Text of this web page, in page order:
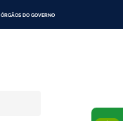
ÓRGÃOS DO GOVERNO